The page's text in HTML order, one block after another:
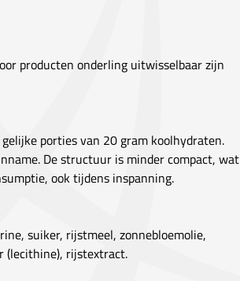
producten onderling uitwisselbaar zijn
porties van 20 gram koolhydraten.
De structuur is minder compact, wat
ook tijdens inspanning.
suiker, rijstmeel, zonnebloemolie,
(lecithine), rijstextract.